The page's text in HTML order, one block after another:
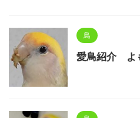
鳥
愛鳥紹介 よ